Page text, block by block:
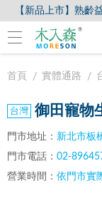
【新品上市】熟齡
首頁 實體通路
御田寵物
門市地址： 新北市板
門市電話： 02-
營業時間： 依門市實